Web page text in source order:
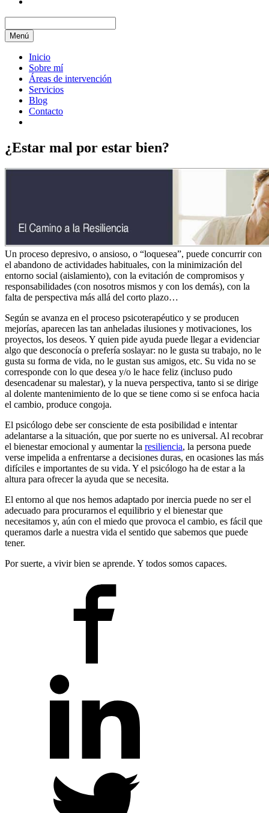
Menú
Inicio
Sobre mí
Áreas de intervención
Servicios
Blog
Contacto
¿Estar mal por estar bien?
Un proceso depresivo, o ansioso, o “loquesea”, puede concurrir con
el abandono de actividades habituales, con la minimización del
entorno social (aislamiento), con la evitación de compromisos y
responsabilidades (con nosotros mismos y con los demás), con la
falta de perspectiva más allá del corto plazo…
Según se avanza en el proceso psicoterapéutico y se producen
mejorías, aparecen las tan anheladas ilusiones y motivaciones, los
proyectos, los deseos. Y quien pide ayuda puede llegar a evidenciar
algo que desconocía o prefería soslayar: no le gusta su trabajo, no le
gusta su forma de vida, no le gustan sus amigos, etc. Su vida no se
corresponde con lo que desea y/o le hace feliz (incluso pudo
desencadenar su malestar), y la nueva perspectiva, tanto si se dirige
al dolente mantenimiento de lo que se tiene como si se enfoca hacia
el cambio, produce congoja.
El psicólogo debe ser consciente de esta posibilidad e intentar
adelantarse a la situación, que por suerte no es universal. Al recobrar
el bienestar emocional y aumentar la resiliencia, la persona puede
verse impelida a enfrentarse a decisiones duras, en ocasiones las más
difíciles e importantes de su vida. Y el psicólogo ha de estar a la
altura para ofrecer la ayuda que se necesita.
El entorno al que nos hemos adaptado por inercia puede no ser el
adecuado para procurarnos el equilibrio y el bienestar que
necesitamos y, aún con el miedo que provoca el cambio, es fácil que
queramos darle a nuestra vida el sentido que sabemos que puede
tener.
Por suerte, a vivir bien se aprende. Y todos somos capaces.